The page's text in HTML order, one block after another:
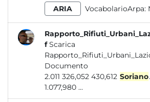
ARIA
VocabolarioArpa:
f Scarica
Documento
2.011 326,052 430,612 Soriano
1.077,980 ...